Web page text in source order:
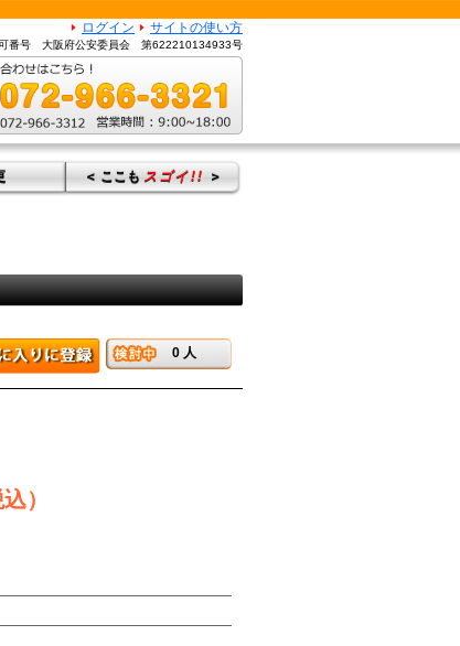
ログイン サイトの使い方
番号 大阪府公安委員会 第622210134933号
＜ ここも スゴイ!! ＞
0 人
）